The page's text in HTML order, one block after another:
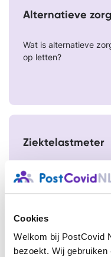
Cookies
Welkom bij PostCovid
bezoekt. Wij
Alternatieve zorg
Wat is alternatieve
op letten?
Ziektelastmeter
Krijg inzicht in jouw
Ziektelastmeter